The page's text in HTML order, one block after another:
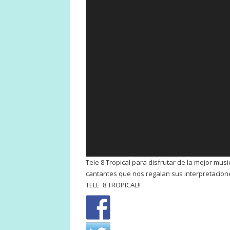
Tele 8 Tropical para disfrutar de la mejor
cantantes que nos regalan sus
TELE 8 TROPICAL!!